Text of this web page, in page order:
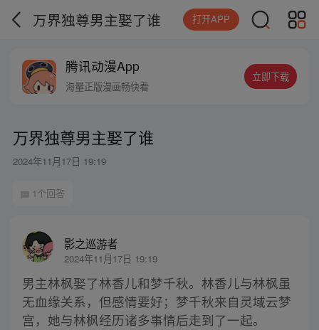
万界独尊男主娶了谁 打开APP
腾讯动漫App
海量正版漫画畅快看
立即下载
万界独尊男主娶了谁
2024年11月17日 19:19
1个回答
影之巡游者
2024年11月17日 19:19
男主林枫娶了林香儿和梦千秋。林香儿与林枫虽
无血缘关系，但感情要好；梦千秋来自灵域云梦
宫，她与林枫经历诸多事情后走到了一起。